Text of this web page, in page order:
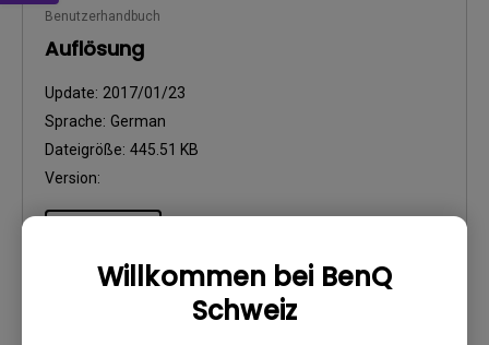
Willkommen bei BenQ
Schweiz
Benutzerhandbuch
Auflösung
Update: 2017/01/23
Sprache: German
Dateigröße: 445.51 KB
Version: